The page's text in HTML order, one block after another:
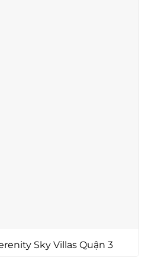
Sky Villas Quận 3